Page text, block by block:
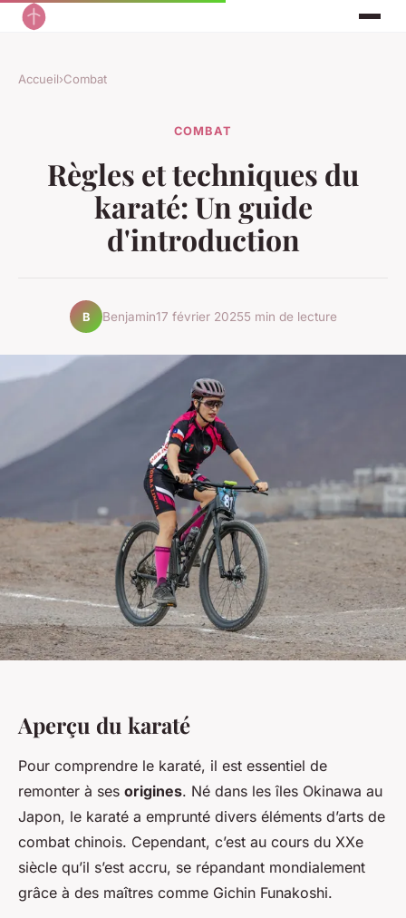
Accueil›Combat
COMBAT
Règles et techniques du
karaté: Un guide
d'introduction
B Benjamin17 février 20255 min de lecture
Aperçu du karaté
Pour comprendre le karaté, il est essentiel de
remonter à ses origines. Né dans les îles Okinawa au
Japon, le karaté a emprunté divers éléments d’arts de
combat chinois. Cependant, c’est au cours du XXe
siècle qu’il s’est accru, se répandant mondialement
grâce à des maîtres comme Gichin Funakoshi.